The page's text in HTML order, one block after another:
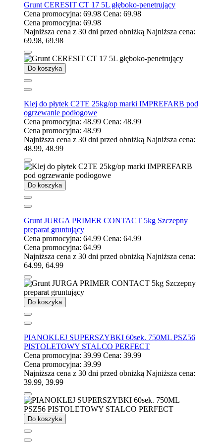
Grunt CERESIT CT 17 5L głęboko-penetrujący
Cena promocyjna: 69.98 Cena: 69.98
Cena promocyjna: 69.98
Najniższa cena z 30 dni przed obniżką Najniższa cena:
69.98, 69.98
Do koszyka
Klej do płytek C2TE 25kg/op marki IMPREFARB pod
ogrzewanie podłogowe
Cena promocyjna: 48.99 Cena: 48.99
Cena promocyjna: 48.99
Najniższa cena z 30 dni przed obniżką Najniższa cena:
48.99, 48.99
Do koszyka
Grunt JURGA PRIMER CONTACT 5kg Szczepny
preparat gruntujący
Cena promocyjna: 64.99 Cena: 64.99
Cena promocyjna: 64.99
Najniższa cena z 30 dni przed obniżką Najniższa cena:
64.99, 64.99
Do koszyka
PIANOKLEJ SUPERSZYBKI 60sek. 750ML PSZ56
PISTOLETOWY STALCO PERFECT
Cena promocyjna: 39.99 Cena: 39.99
Cena promocyjna: 39.99
Najniższa cena z 30 dni przed obniżką Najniższa cena:
39.99, 39.99
Do koszyka